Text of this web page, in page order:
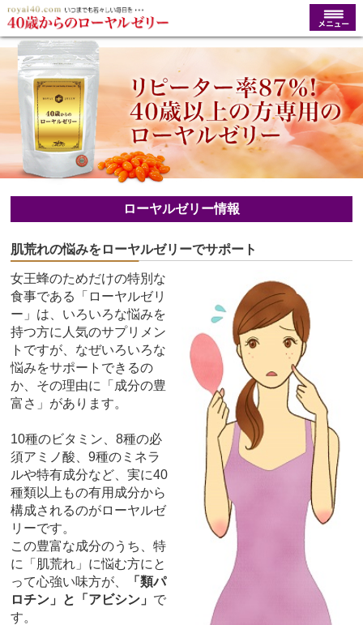
ローヤルゼリー情報
肌荒れの悩みをローヤルゼリーでサポート
女王蜂のためだけの特別な
食事である「ローヤルゼリ
ー」は、いろいろな悩みを
持つ方に人気のサプリメン
トですが、なぜいろいろな
悩みをサポートできるの
か、その理由に「成分の豊
富さ」があります。
10種のビタミン、8種の必
須アミノ酸、9種のミネラ
ルや特有成分など、実に40
種類以上もの有用成分から
構成されるのがローヤルゼ
リーです。
この豊富な成分のうち、特
に「肌荒れ」に悩む方にと
って心強い味方が、
「類パ
ロチン」と「アビシン」 で
す。